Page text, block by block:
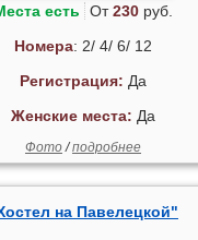
есть От230руб.
Номера: 2/ 4/ 6/ 12
Регистрация: Да
Женские места: Да
Фото/подробнее
на Павелецкой"